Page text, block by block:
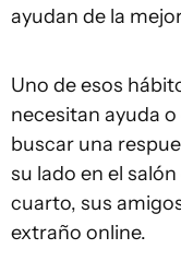
ayudan de la
Uno de esos
necesitan ayuda
buscar una
su lado en el
cuarto, sus
extraño online.